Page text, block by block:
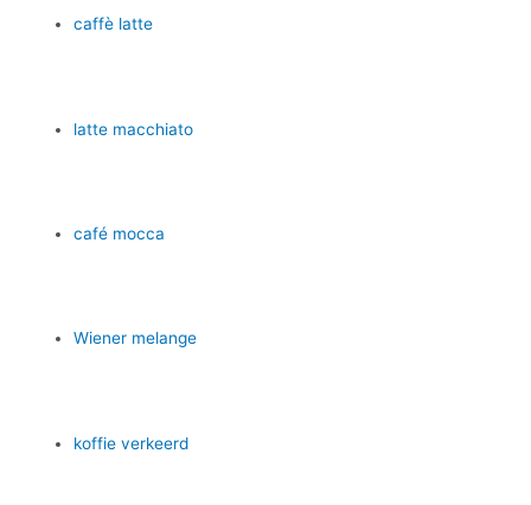
caffè latte
latte macchiato
café mocca
Wiener melange
koffie verkeerd